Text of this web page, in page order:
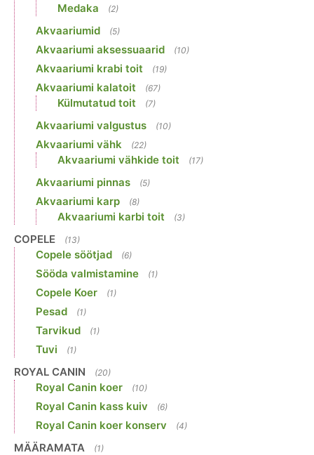
Medaka (2)
Akvaariumid (5)
Akvaariumi aksessuaarid (10)
Akvaariumi krabi toit (19)
Akvaariumi kalatoit (67)
Külmutatud toit (7)
Akvaariumi valgustus (10)
Akvaariumi vähk (22)
Akvaariumi vähkide toit (17)
Akvaariumi pinnas (5)
Akvaariumi karp (8)
Akvaariumi karbi toit (3)
COPELE (13)
Copele söötjad (6)
Sööda valmistamine (1)
Copele Koer (1)
Pesad (1)
Tarvikud (1)
Tuvi (1)
ROYAL CANIN (20)
Royal Canin koer (10)
Royal Canin kass kuiv (6)
Royal Canin koer konserv (4)
MÄÄRAMATA (1)